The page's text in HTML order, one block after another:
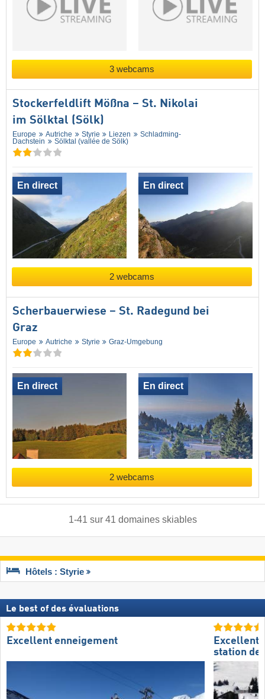
3 webcams
Stockerfeldlift Mößna – St. Nikolai
im Sölktal (Sölk)
Europe Autriche Styrie Liezen
Schladming-
Dachstein
Sölktal (vallée de Sölk)
En direct En direct
2 webcams
Scherbauerwiese – St. Radegund bei
Graz
Europe Autriche Styrie Graz-Umgebung
En direct En direct
2 webcams
1-41 sur 41 domaines skiables
Hôtels : Styrie
Le best of des évaluations
Excellent enneigement
Excellente
station